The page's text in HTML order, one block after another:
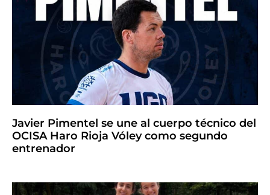
Javier Pimentel se une al cuerpo técnico del
OCISA Haro Rioja Vóley como segundo
entrenador